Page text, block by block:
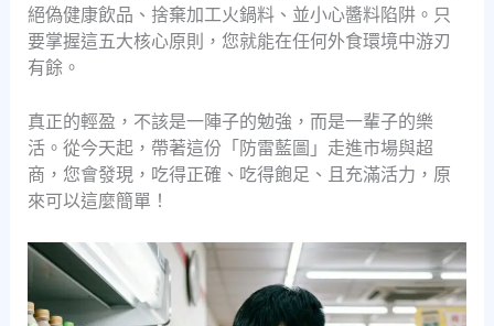
絕偽健康飲品、捨棄加工火鍋料、並小心醬料陷阱。只
要掌握這五大核心原則，您就能在任何外食環境中游刃
有餘。
真正的輕盈，不該是一陣子的勉強，而是一輩子的樂
活。從今天起，帶著這份「防雷藍圖」走進市場與超
商，您會發現，吃得正確、吃得飽足、且充滿活力，原
來可以這麼簡單！